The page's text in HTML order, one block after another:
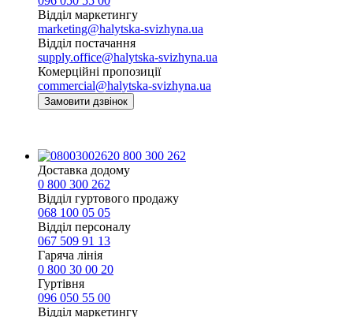
Відділ маркетингу
marketing@halytska-svizhyna.ua
Відділ постачання
supply.office@halytska-svizhyna.ua
Комерційні пропозиції
commercial@halytska-svizhyna.ua
Замовити дзвінок
0 800 300 262
Доставка додому
0 800 300 262
Відділ гуртового продажу
068 100 05 05​
Відділ персоналу
067 509 91 13
Гаряча лінія
0 800 30 00 20
Гуртівня
096 050 55 00
Відділ маркетингу